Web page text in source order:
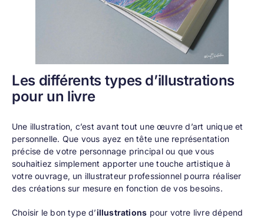
Les différents types d’illustrations
pour un livre
Une illustration, c’est avant tout une œuvre d’art unique et
personnelle. Que vous ayez en tête une représentation
précise de votre personnage principal ou que vous
souhaitiez simplement apporter une touche artistique à
votre ouvrage, un illustrateur professionnel pourra réaliser
des créations sur mesure en fonction de vos besoins.
Choisir le bon type d’illustrations pour votre livre dépend